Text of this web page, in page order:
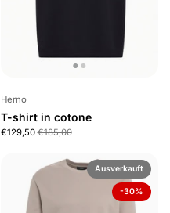
Herno
T-shirt in cotone
€129,50 €185,00
Ausverkauft
-30%